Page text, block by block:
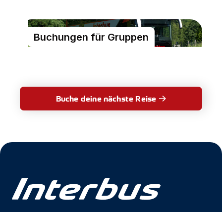
Buchungen für Gruppen
Buche deine nächste Reise